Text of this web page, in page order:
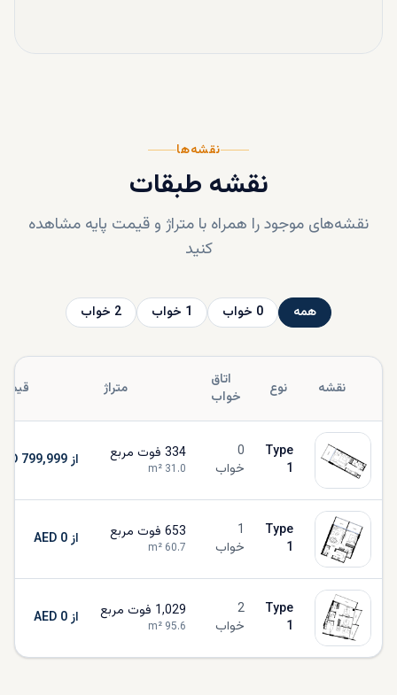
نقشه‌ها
نقشه طبقات
نقشه‌های موجود را همراه با متراژ و قیمت پایه مشاهده
کنید
همه 0 خواب 1 خواب 2 خواب
نقشه نوع
اتاق
خواب
متراژ
Type
1
0
خواب
334 فوت مربع
31.0 از AED 799,999
Type
1
1
خواب
653 فوت مربع
60.7 از AED 0
Type
1
2
خواب
1,029 فوت مربع
95.6 از AED 0